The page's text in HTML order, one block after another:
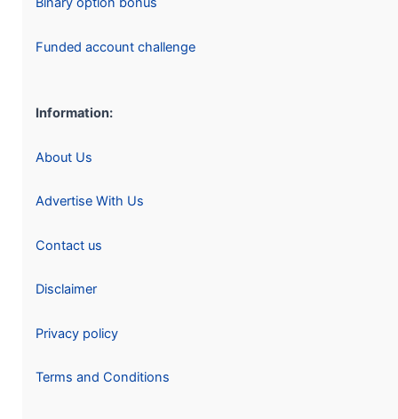
Funded account challenge
Information:
About Us
Advertise With Us
Contact us
Disclaimer
Privacy policy
Terms and Conditions